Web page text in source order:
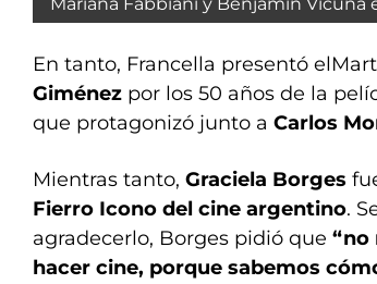
En tanto, Francella presentó
Giménez por los 50 años de la
que protagonizó junto a Carlos
Mientras tanto, Graciela Borges
Fierro Icono del cine argentino.
agradecerlo, Borges pidió que “no
hacer cine, porque sabemos